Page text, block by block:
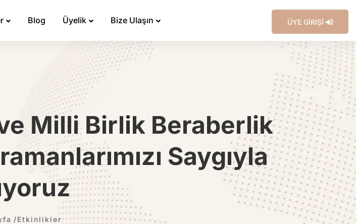
Blog Üyelik Bize Ulaşın ÜYE GİRİŞİ
Milli Birlik Beraberlik
Saygıyla
Etkinlikler